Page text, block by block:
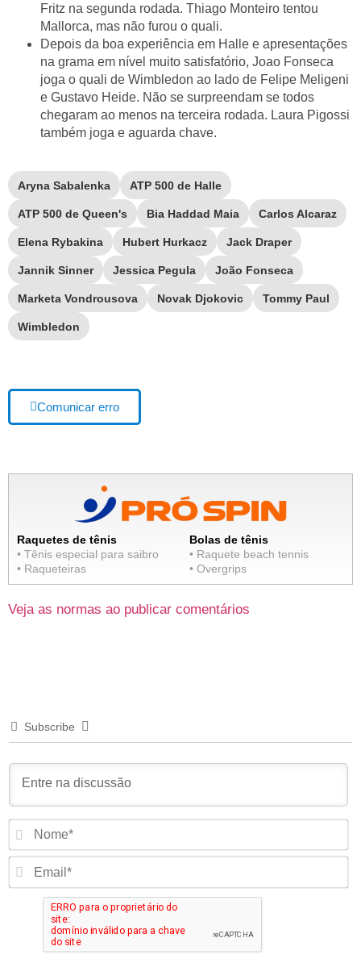
Fritz na segunda rodada. Thiago Monteiro tentou
Mallorca, mas não furou o quali.
Depois da boa experiência em Halle e apresentações
na grama em nível muito satisfatório, Joao Fonseca
joga o quali de Wimbledon ao lado de Felipe Meligeni
e Gustavo Heide. Não se surpreendam se todos
chegaram ao menos na terceira rodada. Laura Pigossi
também joga e aguarda chave.
Aryna Sabalenka ATP 500 de Halle
ATP 500 de Queen's Bia Haddad Maia Carlos Alcaraz
Elena Rybakina Hubert Hurkacz Jack Draper
Jannik Sinner Jessica Pegula João Fonseca
Marketa Vondrousova Novak Djokovic Tommy Paul
Wimbledon
Comunicar erro
Raquetes de tênis
• Tênis especial para saibro
• Raqueteiras
Bolas de tênis
• Raquete beach tennis
• Overgrips
Veja as normas ao publicar comentários
Subscribe